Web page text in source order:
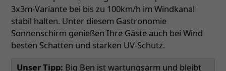
3x3m-Variante bei bis zu 100km/h im Windkanal
stabil halten. Unter diesem Gastronomie
Sonnenschirm genießen Ihre Gäste auch bei Wind
besten Schatten und starken UV-Schutz.
Unser Tipp: Big Ben ist wartungsarm und bleibt